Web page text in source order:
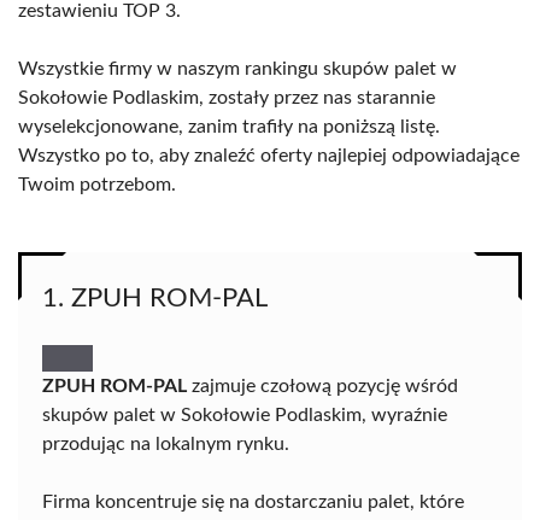
zestawieniu TOP 3.
Wszystkie firmy w naszym rankingu skupów palet w
Sokołowie Podlaskim, zostały przez nas starannie
wyselekcjonowane, zanim trafiły na poniższą listę.
Wszystko po to, aby znaleźć oferty najlepiej odpowiadające
Twoim potrzebom.
1. ZPUH ROM-PAL
ZPUH ROM-PAL zajmuje czołową pozycję wśród
skupów palet w Sokołowie Podlaskim, wyraźnie
przodując na lokalnym rynku.
Firma koncentruje się na dostarczaniu palet, które